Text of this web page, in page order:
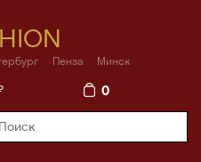
Пенза Минск
0